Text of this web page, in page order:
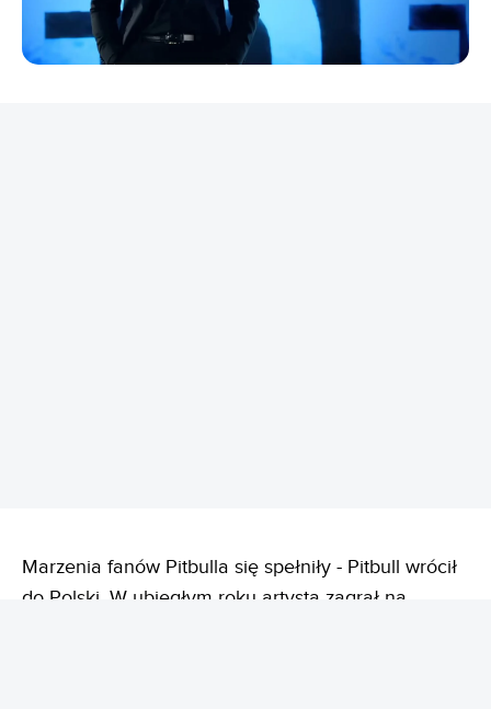
Marzenia fanów Pitbulla się spełniły - Pitbull wrócił
do Polski. W ubiegłym roku artysta zagrał na